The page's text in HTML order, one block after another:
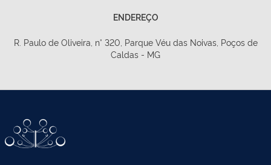
ENDEREÇO
R. Paulo de Oliveira, n° 320, Parque Véu das Noivas, Poços de
Caldas - MG